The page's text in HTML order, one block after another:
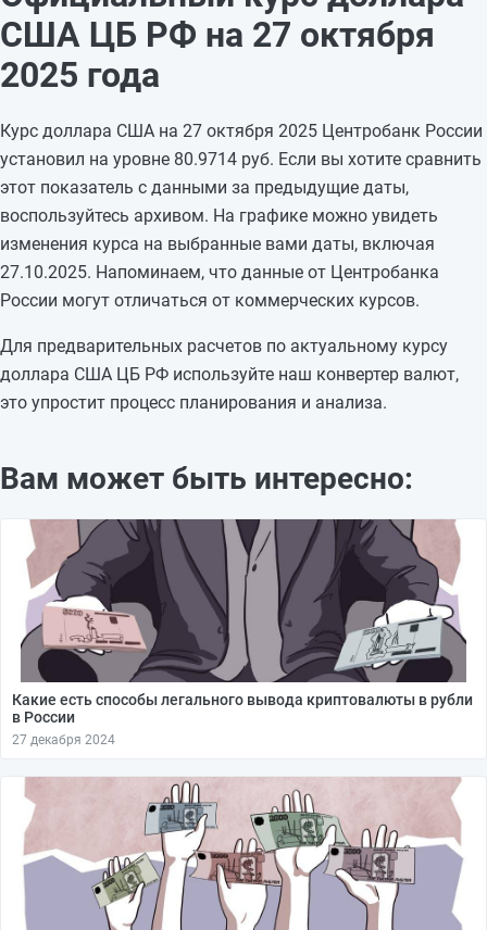
23.10.2025
81,655
+0,3074
22.10.2025
21.10.2025
79,084
15.10.2025
79,959
-0,8959
14.10.2025
80,8549
-0,335
США ЦБ РФ на 27 октября
2025 года
Курс доллара США на 27 октября 2025 Центробанк России
установил на уровне 80.9714 руб. Если вы хотите сравнить
этот показатель с данными за предыдущие даты,
воспользуйтесь архивом. На графике можно увидеть
изменения курса на выбранные вами даты, включая
27.10.2025. Напоминаем, что данные от Центробанка
России могут отличаться от коммерческих курсов.
Для предварительных расчетов по актуальному курсу
доллара США ЦБ РФ используйте наш конвертер валют,
это упростит процесс планирования и анализа.
Вам может быть интересно:
Какие есть способы легального вывода криптовалюты в рубли
в России
27 декабря 2024